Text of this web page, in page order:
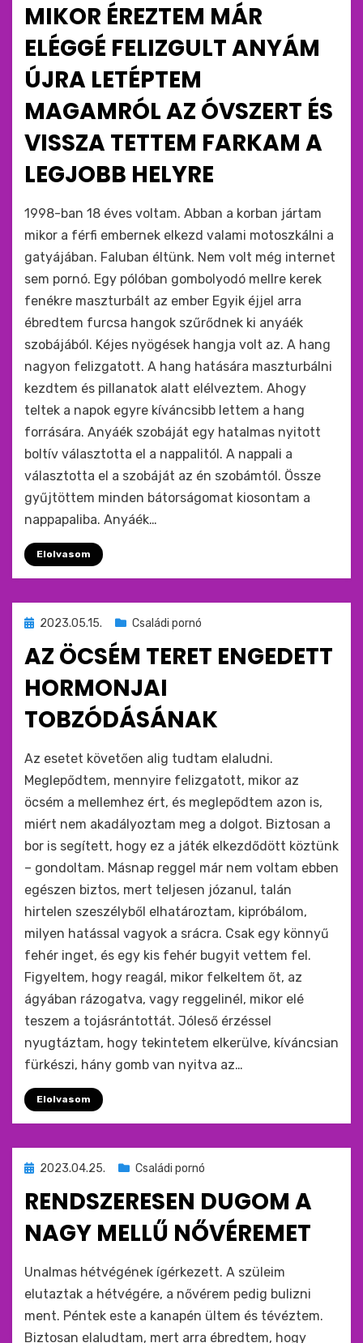
MIKOR ÉREZTEM MÁR
ELÉGGÉ FELIZGULT ANYÁM
ÚJRA LETÉPTEM
MAGAMRÓL AZ ÓVSZERT ÉS
VISSZA TETTEM FARKAM A
LEGJOBB HELYRE
by monkey
1998-ban 18 éves voltam. Abban a korban jártam
mikor a férfi embernek elkezd valami motoszkálni a
gatyájában. Faluban éltünk. Nem volt még internet
sem pornó. Egy pólóban gombolyodó mellre kerek
fenékre maszturbált az ember Egyik éjjel arra
ébredtem furcsa hangok szűrődnek ki anyáék
szobájából. Kéjes nyögések hangja volt az. A hang
nagyon felizgatott. A hang hatására maszturbálni
kezdtem és pillanatok alatt elélveztem. Ahogy
teltek a napok egyre kíváncsibb lettem a hang
forrására. Anyáék szobáját egy hatalmas nyitott
boltív választotta el a nappalitól. A nappali a
választotta el a szobáját az én szobámtól. Össze
gyűjtöttem minden bátorságomat kiosontam a
nappapaliba. Anyáék…
Elolvasom
Beküldve
:
2023.05.15. Családi pornó
AZ ÖCSÉM TERET ENGEDETT
HORMONJAI
TOBZÓDÁSÁNAK
monkey
Az esetet követően alig tudtam elaludni.
Meglepődtem, mennyire felizgatott, mikor az
öcsém a mellemhez ért, és meglepődtem azon is,
miért nem akadályoztam meg a dolgot. Biztosan a
bor is segített, hogy ez a játék elkezdődött köztünk
– gondoltam. Másnap reggel már nem voltam ebben
egészen biztos, mert teljesen józanul, talán
hirtelen szeszélyből elhatároztam, kipróbálom,
milyen hatással vagyok a srácra. Csak egy könnyű
fehér inget, és egy kis fehér bugyit vettem fel.
Figyeltem, hogy reagál, mikor felkeltem őt, az
ágyában rázogatva, vagy reggelinél, mikor elé
teszem a tojásrántottát. Jóleső érzéssel
nyugtáztam, hogy tekintetem elkerülve, kíváncsian
fürkészi, hány gomb van nyitva az…
Elolvasom
Beküldve
2023.04.25. Családi pornó
RENDSZERESEN DUGOM A
NAGY MELLŰ NŐVÉREMET
by monkey
Unalmas hétvégének ígérkezett. A szüleim
elutaztak a hétvégére, a nővérem pedig bulizni
ment. Péntek este a kanapén ültem és tévéztem.
Biztosan elaludtam, mert arra ébredtem, hogy